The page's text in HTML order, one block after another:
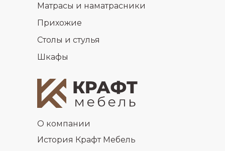
Матрасы и наматрасники
Прихожие
Столы и стулья
Шкафы
О компании
История Крафт Мебель